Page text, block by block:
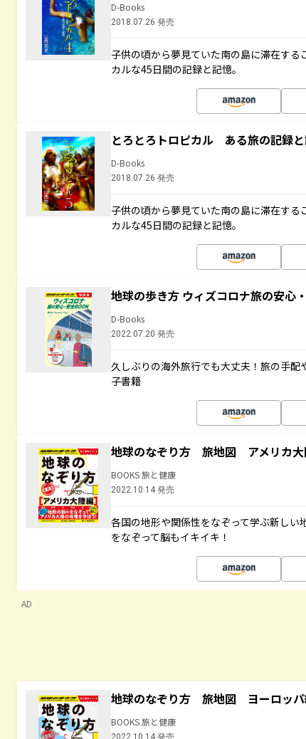
D-Books
2018.07.26 発売
子供の頃から夢見ていた南の島に滞在す
カルな45日間の記録と記憶。
とろとろトロピカル ある旅の記録
D-Books
2018.07.26 発売
子供の頃から夢見ていた南の島に滞在す
カルな45日間の記録と記憶。
地球の歩き方 ウィズコロナ旅の安心
D-Books
2022.07.20 発売
久しぶりの海外旅行でも大丈夫！旅の手
子書籍
地球のなぞり方 旅地図 アメリカ大
BOOKS 旅と健康
2022.10.14 発売
各国の地形や関係性をなぞって学ぶ新し
をなぞって脳もイキイキ！
AD
地球のなぞり方 旅地図 ヨーロッパ
BOOKS 旅と健康
2022.10.14 発売